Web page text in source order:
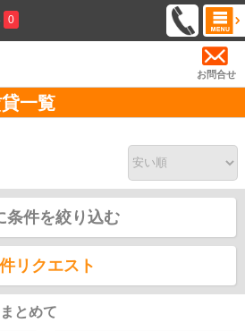
0
お問合せ
一覧
条件を絞り込む
リクエスト
とめて